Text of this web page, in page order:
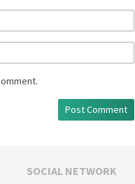
SOCIAL NETWORK